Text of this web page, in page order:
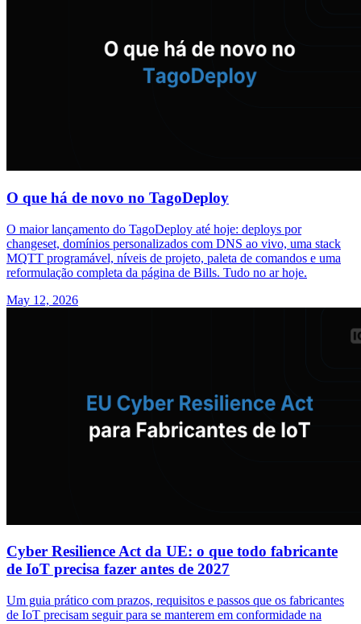
O que há de novo no TagoDeploy
O maior lançamento do TagoDeploy até hoje: deploys por
changeset, domínios personalizados com DNS ao vivo, uma stack
MQTT programável, níveis de projeto, paleta de comandos e uma
reformulação completa da página de Bills. Tudo no ar hoje.
May 12, 2026
Cyber Resilience Act da UE: o que todo fabricante
de IoT precisa fazer antes de 2027
Um guia prático com prazos, requisitos e passos que os fabricantes
de IoT precisam seguir para se manterem em conformidade na